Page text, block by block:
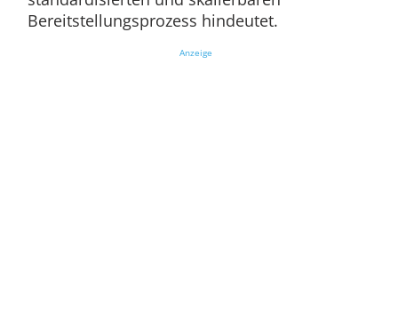
Bereitstellungsprozess hindeutet.
Anzeige